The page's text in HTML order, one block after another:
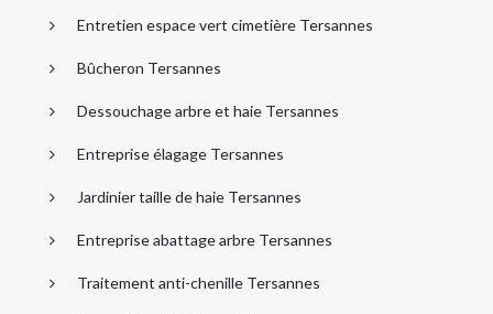
Entretien espace vert cimetière Tersannes
Bûcheron Tersannes
Dessouchage arbre et haie Tersannes
Entreprise élagage Tersannes
Jardinier taille de haie Tersannes
Entreprise abattage arbre Tersannes
Traitement anti-chenille Tersannes